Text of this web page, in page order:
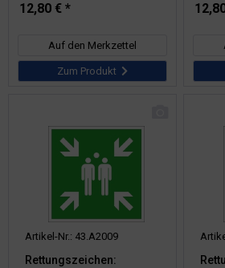
12,80 € *
Auf den Merkzettel
Zum Produkt
Artikel-Nr.: 43.A2009
Rettungszeichen: